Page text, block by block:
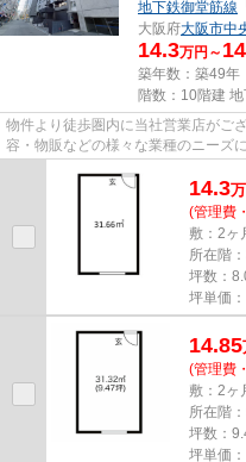
地下鉄御堂筋線
大阪府大阪市中
14.3万円～
築年数：築49年
階数：10階建
物件より徒歩圏内に当社営業店がご
容・物販などの様々な業種のニーズ
尚、弊社ではおとり広告は一切...
14.3万
(管理費
敷：2ヶ
所在階
坪数：
坪単価：
14.85
(管理費
敷：2ヶ
所在階
坪数：
坪単価：